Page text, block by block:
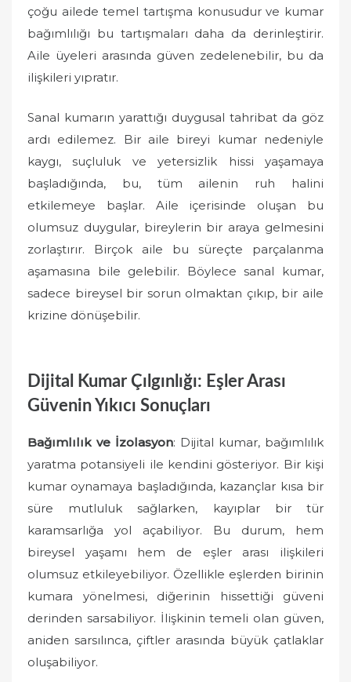
çoğu ailede temel tartışma konusudur ve kumar
bağımlılığı bu tartışmaları daha da derinleştirir.
Aile üyeleri arasında güven zedelenebilir, bu da
ilişkileri yıpratır.
Sanal kumarın yarattığı duygusal tahribat da göz
ardı edilemez. Bir aile bireyi kumar nedeniyle
kaygı, suçluluk ve yetersizlik hissi yaşamaya
başladığında, bu, tüm ailenin ruh halini
etkilemeye başlar. Aile içerisinde oluşan bu
olumsuz duygular, bireylerin bir araya gelmesini
zorlaştırır. Birçok aile bu süreçte parçalanma
aşamasına bile gelebilir. Böylece sanal kumar,
sadece bireysel bir sorun olmaktan çıkıp, bir aile
krizine dönüşebilir.
Dijital Kumar Çılgınlığı: Eşler Arası
Güvenin Yıkıcı Sonuçları
Bağımlılık ve İzolasyon: Dijital kumar, bağımlılık
yaratma potansiyeli ile kendini gösteriyor. Bir kişi
kumar oynamaya başladığında, kazançlar kısa bir
süre mutluluk sağlarken, kayıplar bir tür
karamsarlığa yol açabiliyor. Bu durum, hem
bireysel yaşamı hem de eşler arası ilişkileri
olumsuz etkileyebiliyor. Özellikle eşlerden birinin
kumara yönelmesi, diğerinin hissettiği güveni
derinden sarsabiliyor. İlişkinin temeli olan güven,
aniden sarsılınca, çiftler arasında büyük çatlaklar
oluşabiliyor.